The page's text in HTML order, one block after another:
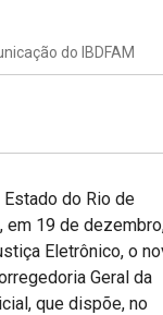
do IBDFAM
do Rio de
em 19 de
Eletrônico, o
Geral da
que dispõe, no